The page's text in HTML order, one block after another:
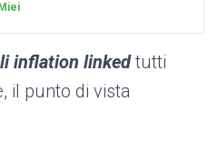
inflation linkedtutti
il punto di vista